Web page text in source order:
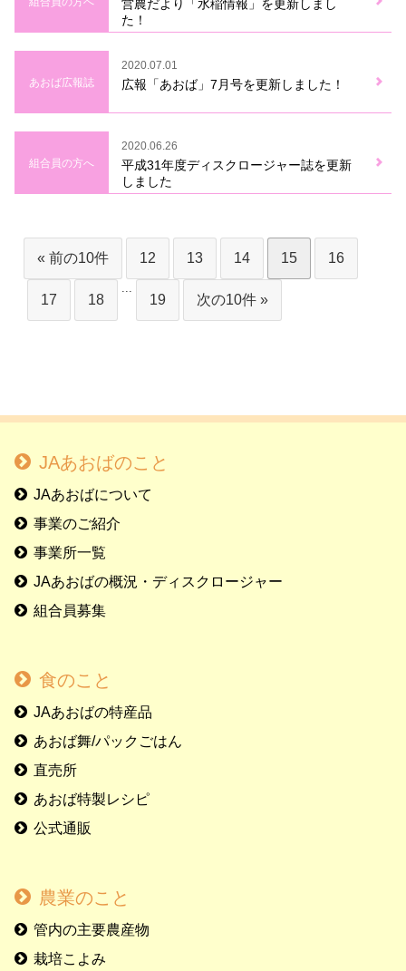
営農だより「水稲情報」を更新しまし
た！
あおば広報誌
2020.07.01
広報「あおば」7月号を更新しました！
組合員の方へ
2020.06.26
平成31年度ディスクロージャー誌を更新
しました
« 前の10件 12 13 14 15 16
17 18
...
19 次の10件 »
JAあおばのこと
JAあおばについて
事業のご紹介
事業所一覧
JAあおばの概況・ディスクロージャー
組合員募集
食のこと
JAあおばの特産品
あおば舞/パックごはん
直売所
あおば特製レシピ
公式通販
農業のこと
管内の主要農産物
栽培こよみ